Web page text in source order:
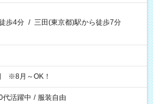
歩4分 / 三田(東京都)駅から徒歩7分
※8月～OK！
代活躍中 / 服装自由